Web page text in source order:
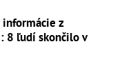
informácie z
8 ľudí skončilo v